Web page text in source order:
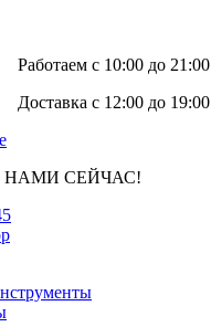
Работаем с 10:00 до 21:00
Доставка с 12:00 до 19:00
НАМИ СЕЙЧАС!